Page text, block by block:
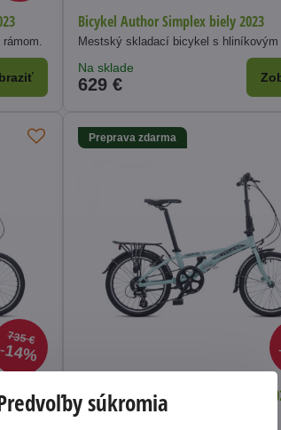
Bicykel Author Simplex biely 2023
Mestský skladací bicykel s hliníkovým
Na sklade
629 €
735 €
14%
Preprava zdarma
Bicykel Author Simplex zelenkavý
Mestský skladací bicykel s hliníkovým
súkromia